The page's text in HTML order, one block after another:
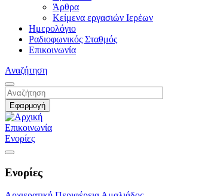
Άρθρα
Κείμενα εργασιών Ιερέων
Ημερολόγιο
Ραδιοφωνικός Σταθμός
Επικοινωνία
Αναζήτηση
Επικοινωνία
Ενορίες
Ενορίες